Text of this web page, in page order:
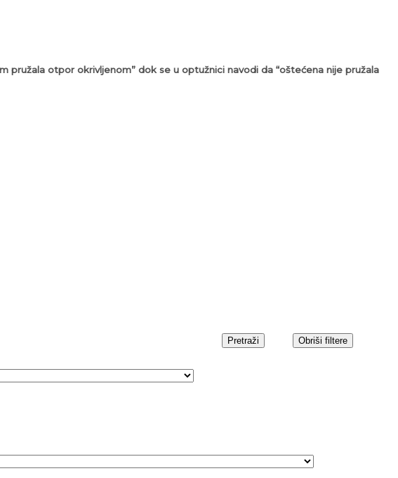
otpor okrivljenom” dok se u optužnici navodi da “oštećena nije pružala